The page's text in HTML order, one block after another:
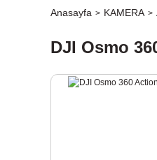
Anasayfa KAMERA
DJI Osmo